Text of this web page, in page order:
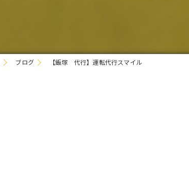
ブログ 【飯塚 代行】運転代行スマイル